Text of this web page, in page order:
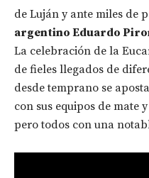
de Luján y ante miles de
argentino Eduardo
La celebración de la
de fieles llegados de
desde temprano se
con sus equipos de mate
pero todos con una